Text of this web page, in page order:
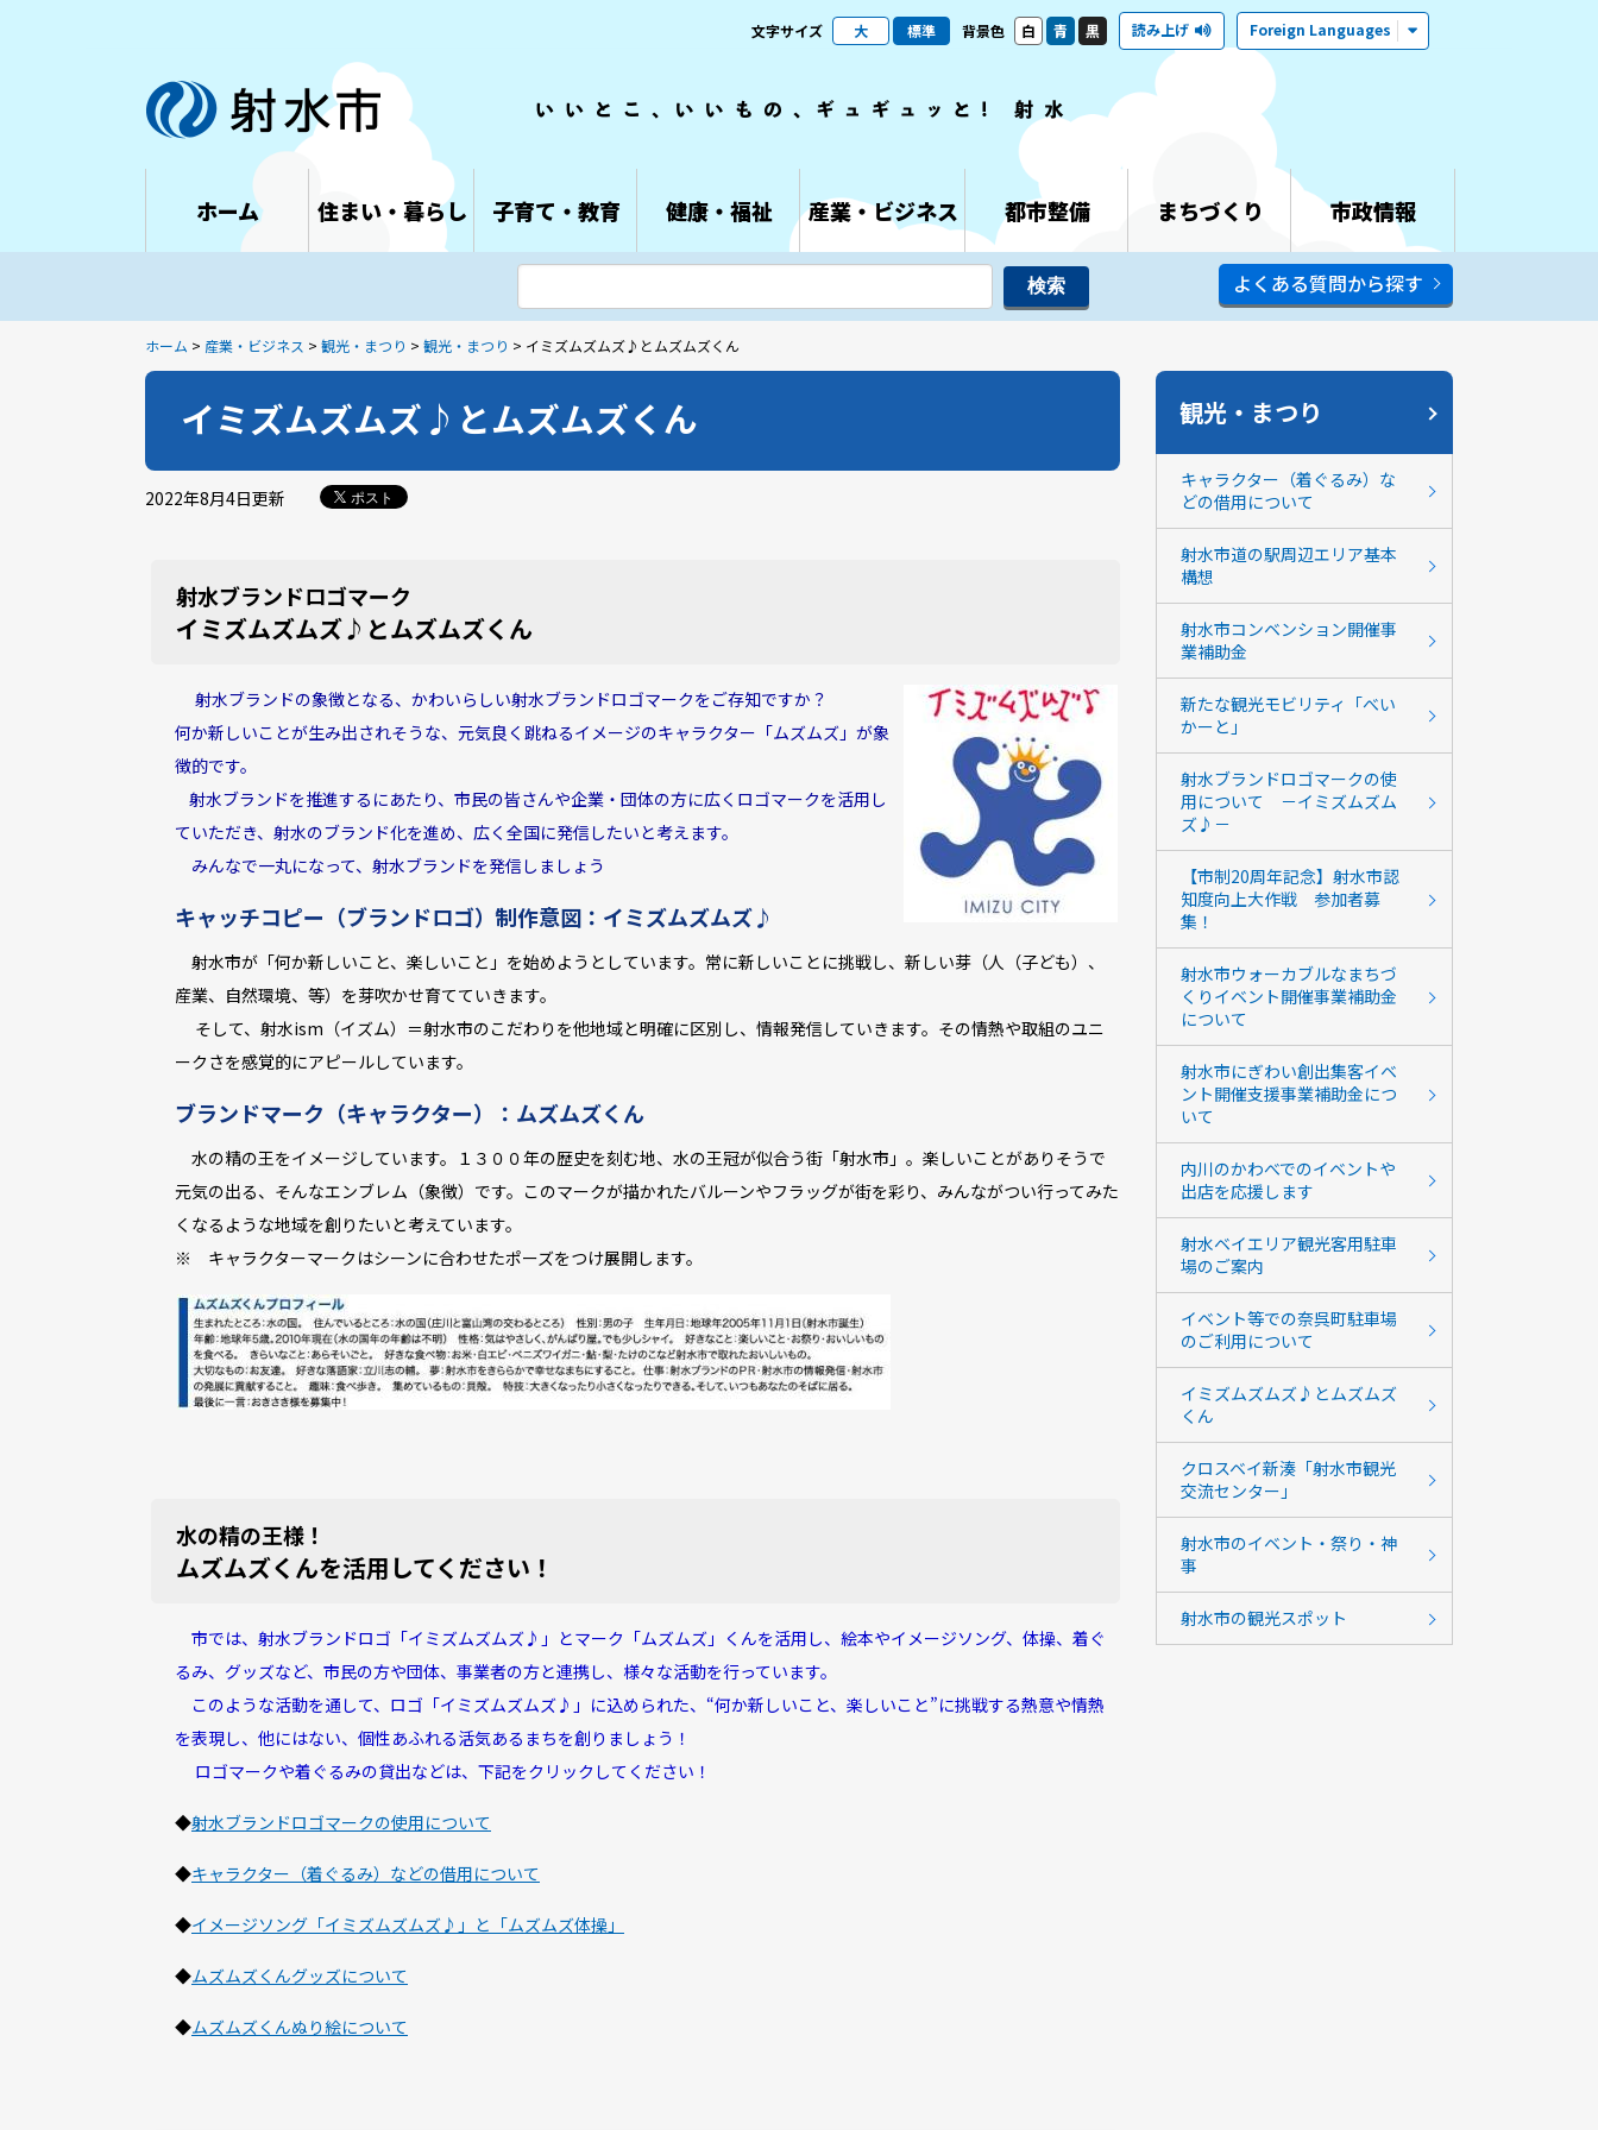
文字サイズ 大 標準 背景色 白 青 黒 読み上げ Foreign Languages
ホーム 住まい・暮らし 子育て・教育 健康・福祉 産業・ビジネス 都市整備 まちづくり 市政情報
よくある質問から探す
ホーム > 産業・ビジネス > 観光・まつり > 観光・まつり > イミズムズムズ♪とムズムズくん
イミズムズムズ♪とムズムズくん
2022年8月4日更新 ポスト
射水ブランドロゴマーク
イミズムズムズ♪とムズムズくん
射水ブランドの象徴となる、かわいらしい射水ブランドロゴマークをご存知ですか？
何か新しいことが生み出されそうな、元気良く跳ねるイメージのキャラクター「ムズムズ」が象
徴的です。
射水ブランドを推進するにあたり、市民の皆さんや企業・団体の方に広くロゴマークを活用し
ていただき、射水のブランド化を進め、広く全国に発信したいと考えます。
みんなで一丸になって、射水ブランドを発信しましょう
キャッチコピー（ブランドロゴ）制作意図：イミズムズムズ♪
射水市が「何か新しいこと、楽しいこと」を始めようとしています。常に新しいことに挑戦し、新しい芽（人（子ども）、
産業、自然環境、等）を芽吹かせ育てていきます。
そして、射水ism（イズム）＝射水市のこだわりを他地域と明確に区別し、情報発信していきます。その情熱や取組のユニ
ークさを感覚的にアピールしています。
ブランドマーク（キャラクター）：ムズムズくん
水の精の王をイメージしています。１３００年の歴史を刻む地、水の王冠が似合う街「射水市」。楽しいことがありそうで
元気の出る、そんなエンブレム（象徴）です。このマークが描かれたバルーンやフラッグが街を彩り、みんながつい行ってみた
くなるような地域を創りたいと考えています。
※ キャラクターマークはシーンに合わせたポーズをつけ展開します。
水の精の王様！
ムズムズくんを活用してください！
市では、射水ブランドロゴ「イミズムズムズ♪」とマーク「ムズムズ」くんを活用し、絵本やイメージソング、体操、着ぐ
るみ、グッズなど、市民の方や団体、事業者の方と連携し、様々な活動を行っています。
このような活動を通して、ロゴ「イミズムズムズ♪」に込められた、“何か新しいこと、楽しいこ と”に挑戦する熱意や情熱
を表現し、他にはない、個性あふれる活気あるまちを創りましょう！
ロゴマークや着ぐるみの貸出などは、下記をクリックしてください！
◆射水ブランドロゴマークの使用について
◆キャラクター（着ぐるみ）などの借用について
◆イメージソング「イミズムズムズ♪」と「ムズムズ体操」
◆ムズムズくんグッズについて
◆ムズムズくんぬり絵について
観光・まつり
キャラクター（着ぐるみ）な
どの借用について
射水市道の駅周辺エリア基本
構想
射水市コンベンション開催事
業補助金
新たな観光モビリティ「べい
かーと」
射水ブランドロゴマークの使
用について －イミズムズム
ズ♪－
【市制20周年記念】射水市認
知度向上大作戦 参加者募
集！
射水市ウォーカブルなまちづ
くりイベント開催事業補助金
について
射水市にぎわい創出集客イベ
ント開催支援事業補助金につ
いて
内川のかわべでのイベントや
出店を応援します
射水ベイエリア観光客用駐車
場のご案内
イベント等での奈呉町駐車場
のご利用について
イミズムズムズ♪とムズムズ
くん
クロスベイ新湊「射水市観光
交流センター」
射水市のイベント・祭り・神
事
射水市の観光スポット